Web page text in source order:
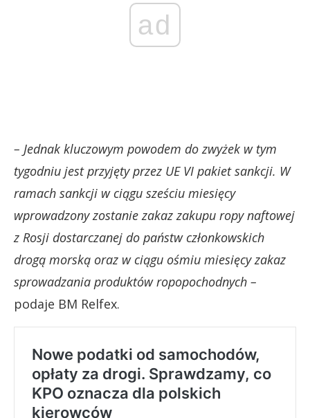
ad
– Jednak kluczowym powodem do zwyżek w tym
tygodniu jest przyjęty przez UE VI pakiet sankcji. W
ramach sankcji w ciągu sześciu miesięcy
wprowadzony zostanie zakaz zakupu ropy naftowej
z Rosji dostarczanej do państw członkowskich
drogą morską oraz w ciągu ośmiu miesięcy zakaz
sprowadzania produktów ropopochodnych –
podaje BM Relfex.